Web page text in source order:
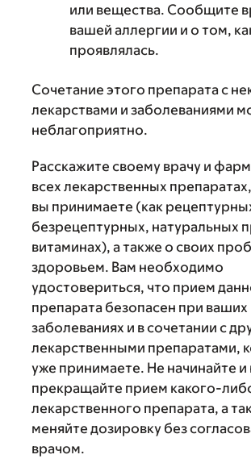
или вещества. Сообщите
вашей аллергии и о том,
проявлялась.
Сочетание этого препарата с
лекарствами и заболеваниями
неблагоприятно.
Расскажите своему врачу и
всех лекарственных
вы принимаете (как
безрецептурных, натуральных
витаминах), а также о своих
здоровьем. Вам необходимо
удостовериться, что прием
препарата безопасен при ваших
заболеваниях и в сочетании с
лекарственными препаратами,
уже принимаете. Не начинайте и
прекращайте прием какого-
лекарственного препарата, а
меняйте дозировку без
врачом.